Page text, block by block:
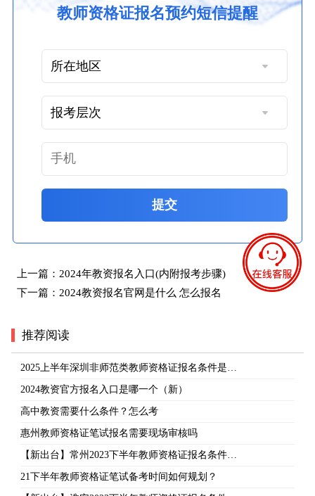
教师资格证报名预约短信提醒
提交
上一篇： 2024年教资报名入口(内附报考步骤)
下一篇： 2024教资报名官网是什么 怎么报名
推荐阅读
2025上半年深圳非师范类教师资格证报名条件是…
2024教资官方报名入口是哪一个（新）
高中教资需要什么条件？怎么考
惠州教师资格证笔试报名需要现场审核吗
【新出台】常州2023下半年教师资格证报名条件…
21下半年教师资格证笔试备考时间如何规划？